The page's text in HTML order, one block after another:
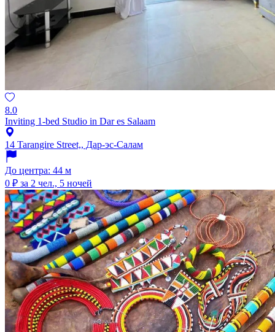
8.0
Inviting 1-bed Studio in Dar es Salaam
14 Tarangire Street,, Дар-эс-Салам
До центра: 44 м
0 ₽ за 2 чел., 5 ночей